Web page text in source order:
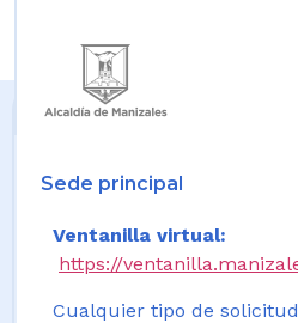
Sede principal
Ventanilla virtual:
https://
Cualquier tipo de